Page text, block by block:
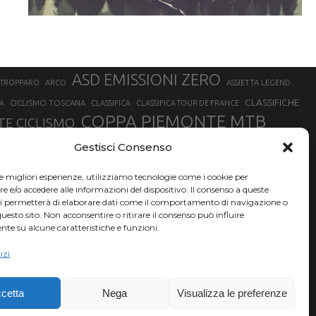
Gestisci Consenso
migliori esperienze, utilizziamo tecnologie come i cookie per
e/o accedere alle informazioni del dispositivo. Il consenso a queste
permetterà di elaborare dati come il comportamento di navigazione o
sito. Non acconsentire o ritirare il consenso può influire
su alcune caratteristiche e funzioni.
Nega Visualizza le preferenze
ARCO ASD EMISSIONI ZERO ASSIETTA LEGEND
CICLISMO TOSCANA CLASSIFICA CLASSIFICA TOUR DE FRANCE CLASSIFICHE
CICLISMO COPPA PIEMONTE MTB
FABIO ARU FIAB FINALE LIGURE
HERVÉ BARMASSE INSUBRIA BIKE FESTIVAL
LUCA BRAIDOT MARATHON BIKE DELLA BRIANZA
MATHIEU VAN DER POEL
TRIATHLON OLIMPICO